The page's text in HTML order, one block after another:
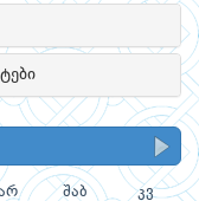
შაბ კვ